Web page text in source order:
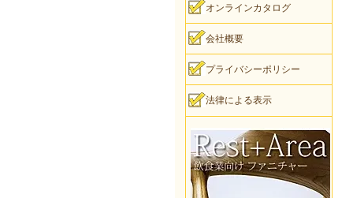
オンラインカタログ
会社概要
プライバシーポリシー
法律による表示